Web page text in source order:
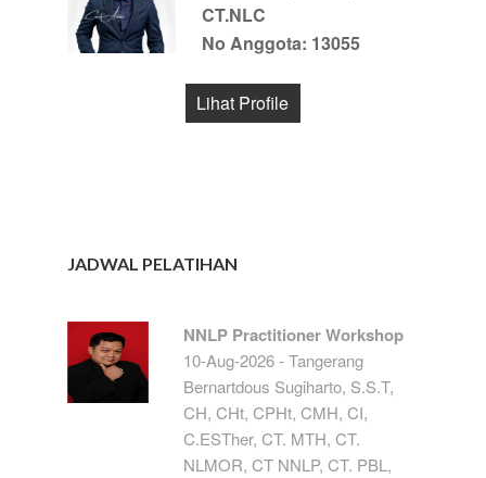
CT.NLC
No Anggota: 13055
Lihat Profile
JADWAL PELATIHAN
NNLP Practitioner Workshop
10-Aug-2026 - Tangerang
Bernartdous Sugiharto, S.S.T,
CH, CHt, CPHt, CMH, CI,
C.ESTher, CT. MTH, CT.
NLMOR, CT NNLP, CT. PBL,